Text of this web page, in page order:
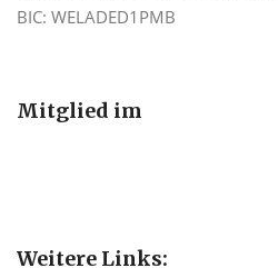
BIC: WELADED1PMB
Mitglied im
Weitere Links: